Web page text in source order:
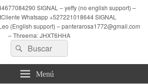
SIGNAL – yeffy (no english support) –
Whatsapp +527221018644 SIGNAL
(English support) – panterarosa1772@gmail.com
– Threema: JHXT6HHA
Buscar
por:
Buscar
Menú